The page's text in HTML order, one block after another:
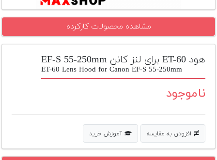
پلاس
افزودن
دست
دوم
دوربین
بله
مشاهده محصولات کارکرده
هود ET-60 برای لنز کانن EF-S 55-250mm
ET-60 Lens Hood for Canon EF-S 55-250mm
ناموجود
افزودن به مقایسه آموزش خرید